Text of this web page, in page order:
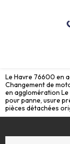
Le Havre 76600 en
Changement de
en agglomération
pour panne, usure
pièces détachées
Panneau de gestion